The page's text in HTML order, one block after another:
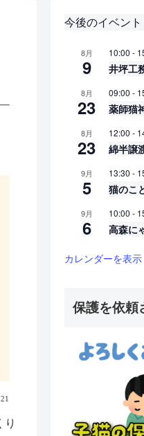
り
今後のイベント
8月
9
10:00 -
井坪工
8月
23
09:00 -
薬師猫
8月
23
12:00 -
綿半譲
9月
5
13:30 -
猫のこ
9月
6
10:00 -
高森に
カレンダーを表示
保護を依頼